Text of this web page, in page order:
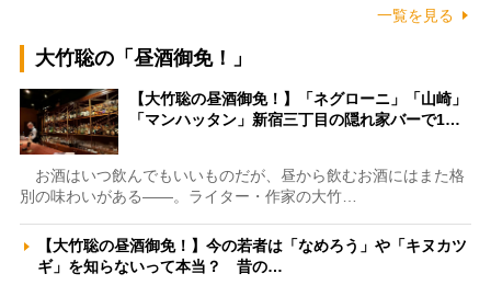
一覧を見る
大竹聡の「昼酒御免！」
【大竹聡の昼酒御免！】「ネグローニ」「山崎」
「マンハッタン」新宿三丁目の隠れ家バーで1…
お酒はいつ飲んでもいいものだが、昼から飲むお酒にはまた格
別の味わいがある――。ライター・作家の大竹…
【大竹聡の昼酒御免！】今の若者は「なめろう」や「キヌカツ
ギ」を知らないって本当？ 昔の…